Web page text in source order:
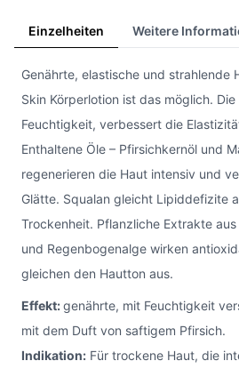
Einzelheiten Weitere
Genährte, elastische und strahlende
Skin Körperlotion ist das möglich.
Feuchtigkeit, verbessert die
Enthaltene Öle – Pfirsichkernöl und
regenerieren die Haut intensiv und
Glätte. Squalan gleicht Lipiddefizite
Trockenheit. Pflanzliche Extrakte
und Regenbogenalge wirken
gleichen den Hautton aus.
Effekt:genährte, mit Feuchtigkeit
mit dem Duft von saftigem Pfirsich.
Indikation: Für trockene Haut, die